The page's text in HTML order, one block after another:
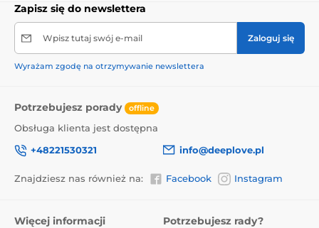
Zapisz się do newslettera
Wpisz tutaj swój e-mail Zaloguj się
Wyrażam zgodę na otrzymywanie newslettera
Potrzebujesz porady offline
Obsługa klienta jest dostępna
+48221530321
info@deeplove.pl
Znajdziesz nas również na: Facebook Instagram
Więcej informacji Potrzebujesz rady?